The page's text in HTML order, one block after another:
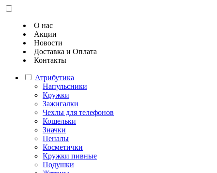
О нас
Акции
Новости
Доставка и Оплата
Контакты
Атрибутика
Напульсники
Кружки
Зажигалки
Чехлы для телефонов
Кошельки
Значки
Пеналы
Косметички
Кружки пивные
Подушки